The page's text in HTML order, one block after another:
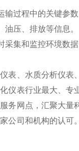
过程中的关键参数
压、排放等信息。
集和监控环境数据
表、水质分析仪表
仪表行业最大、专
务网点，汇聚大量
公司和机构的认可